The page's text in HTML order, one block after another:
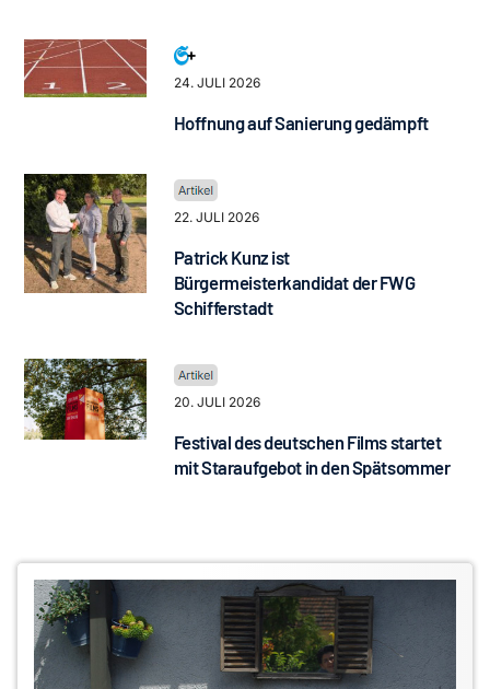
24. JULI 2026
Hoffnung auf Sanierung gedämpft
22. JULI 2026
Patrick Kunz ist
Bürgermeisterkandidat der FWG
Schifferstadt
20. JULI 2026
Festival des deutschen Films startet
mit Staraufgebot in den Spätsommer